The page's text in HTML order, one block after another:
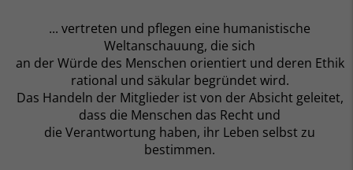
... vertreten und pflegen eine humanistische
Weltanschauung, die sich
an der Würde des Menschen orientiert und deren Ethik
rational und säkular begründet wird.
Das Handeln der Mitglieder ist von der Absicht geleitet,
dass die Menschen das Recht und
die Verantwortung haben, ihr Leben selbst zu
bestimmen.